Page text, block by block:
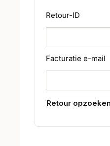
Retour-ID
Facturatie e-mail
Retour opzoeken